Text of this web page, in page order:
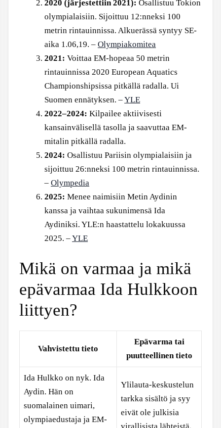
2020 (järjestettiin 2021): Osallistuu Tokion
olympialaisiin. Sijoittuu 12:nneksi 100
metrin rintauinnissa. Alkuerässä syntyy SE-
aika 1.06,19. – Olympiakomitea
2021: Voittaa EM-hopeaa 50 metrin
rintauinnissa 2020 European Aquatics
Championshipsissa pitkällä radalla. Ui
Suomen ennätyksen. –YLE
2022–2024: Kilpailee aktiivisesti
kansainvälisellä tasolla ja saavuttaa EM-
mitalin pitkällä radalla.
2024: Osallistuu Pariisin olympialaisiin ja
sijoittuu 26:nneksi 100 metrin rintauinnissa.
– Olympedia
2025: Menee naimisiin Metin Aydinin
kanssa ja vaihtaa sukunimensä Ida
Aydiniksi. YLE:n haastattelu lokakuussa
2025. –YLE
Mikä on varmaa ja mikä
epävarmaa Ida Hulkkoon
liittyen?
Vahvistettu tieto
Epävarma tai
puutteellinen tieto
Ida Hulkko on nyk. Ida
Aydin. Hän on
suomalainen uimari,
olympiaedustaja ja EM-
Ylilauta-keskustelun
tarkka sisältö ja syy
eivät ole julkisia
virallisista lähteistä.